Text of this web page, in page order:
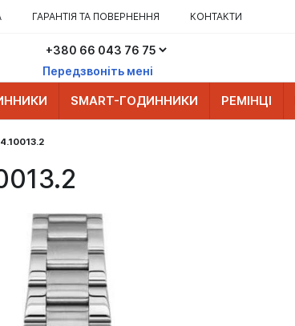
ГАРАНТІЯ ТА ПОВЕРНЕННЯ КОНТАКТИ
Передзвоніть мені
SMART-ГОДИННИКИ РЕМІНЦІ